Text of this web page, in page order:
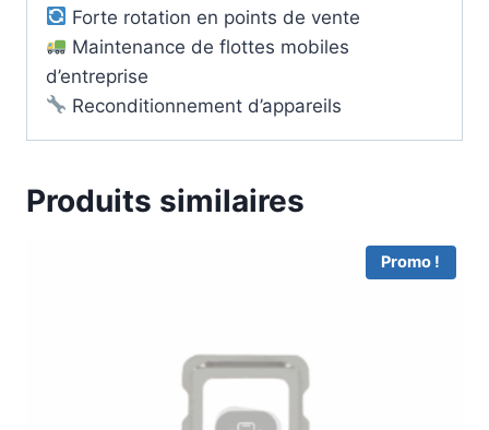
Forte rotation en points de vente
Maintenance de flottes mobiles
d’entreprise
Reconditionnement d’appareils
Produits similaires
Promo !